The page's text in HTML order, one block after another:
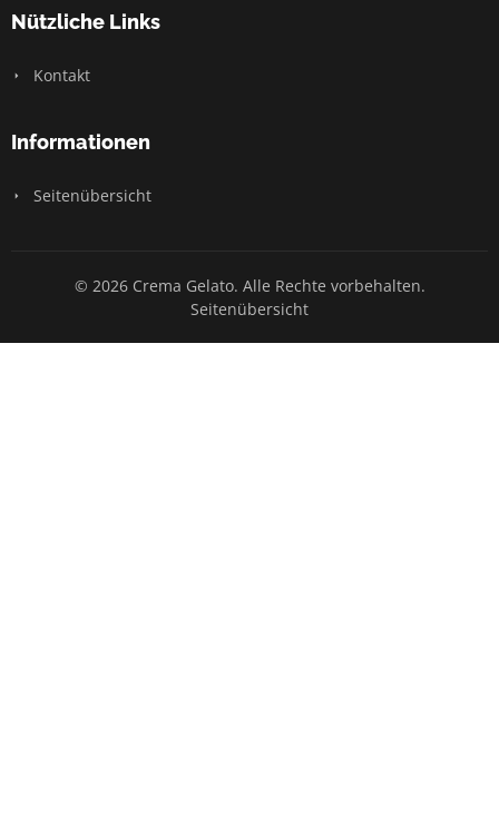
Nützliche Links
Kontakt
Informationen
Seitenübersicht
© 2026 Crema Gelato. Alle Rechte vorbehalten.
Seitenübersicht